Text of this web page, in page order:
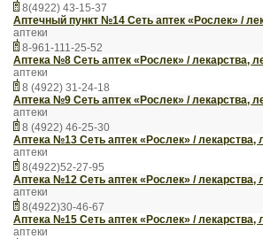
8(4922) 43-15-37
Аптечный пункт №14 Сеть аптек «Рослек» /
аптеки
8-961-111-25-52
Аптека №8 Сеть аптек «Рослек» / лекарства,
аптеки
8 (4922) 31-24-18
Аптека №9 Сеть аптек «Рослек» / лекарства,
аптеки
8 (4922) 46-25-30
Аптека №13 Сеть аптек «Рослек» / лекарства,
аптеки
8(4922)52-27-95
Аптека №12 Сеть аптек «Рослек» / лекарства,
аптеки
8(4922)30-46-67
Аптека №15 Сеть аптек «Рослек» / лекарства,
аптеки